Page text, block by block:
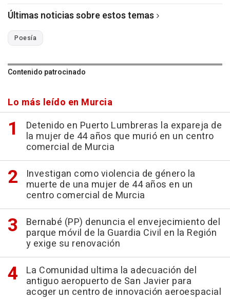
Últimas noticias sobre estos temas
Poesía
Contenido patrocinado
Lo más leído en Murcia
Detenido en Puerto Lumbreras la expareja de
la mujer de 44 años que murió en un centro
comercial de Murcia
Investigan como violencia de género la
muerte de una mujer de 44 años en un
centro comercial de Murcia
Bernabé (PP) denuncia el envejecimiento del
parque móvil de la Guardia Civil en la Región
y exige su renovación
La Comunidad ultima la adecuación del
antiguo aeropuerto de San Javier para
acoger un centro de innovación aeroespacial